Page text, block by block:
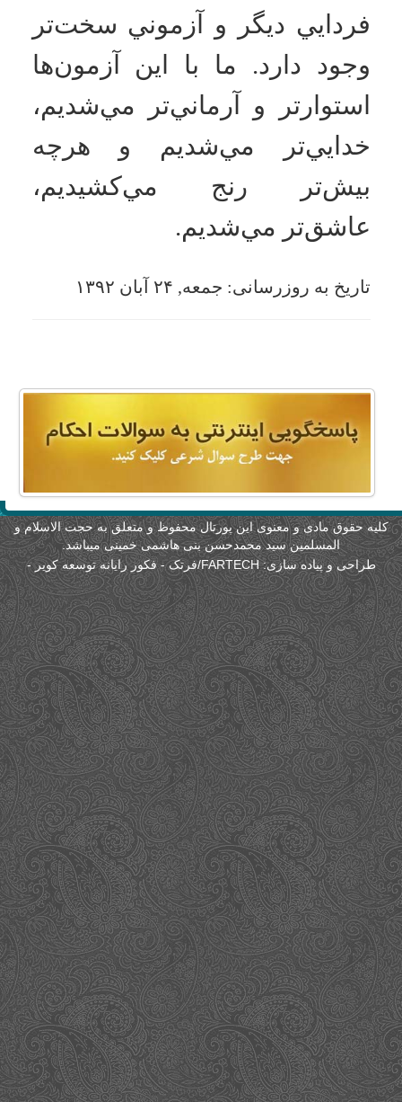
حقوق مادی و معنوی این پورتال محفوظ و متعلق به حجت الاسلام و
المسلمین سید محمدحسن بنی هاشمی خمینی میباشد.
طراحی و پیاده سازی:FARTECH/فرتک - فکور رایانه توسعه کویر -